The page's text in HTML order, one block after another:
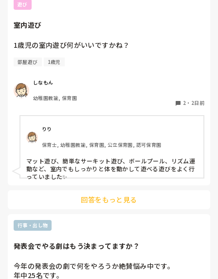
遊び
室内遊び
1歳児の室内遊び何がいいですかね？
部屋遊び 1歳児
しなもん
幼稚園教諭, 保育園
2 ・ 2日前
りり
保育士, 幼稚園教諭, 保育園, 公立保育園, 認可保育園
マット遊び、簡単なサーキット遊び、ボールプール、リズム運
動など、室内でもしっかりと体を動かして遊べる遊びをよく行
っていました✨
回答をもっと見る
行事・出し物
発表会でやる劇はもう決まってますか？
今年の発表会の劇で何をやろうか絶賛悩み中です。
年中25名です。